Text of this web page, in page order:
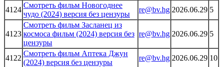
4124
Смотреть фильм Новогоднее
чудо (2024) версия без цензуры
re@bv.hg 2026.06.29 5
4123
Смотреть фильм Засланец из
космоса фильм (2024) версия без
цензуры
re@bv.hg 2026.06.29 5
4122
Смотреть фильм Аптека Джун
(2024) версия без цензуры
re@bv.hg 2026.06.29 10